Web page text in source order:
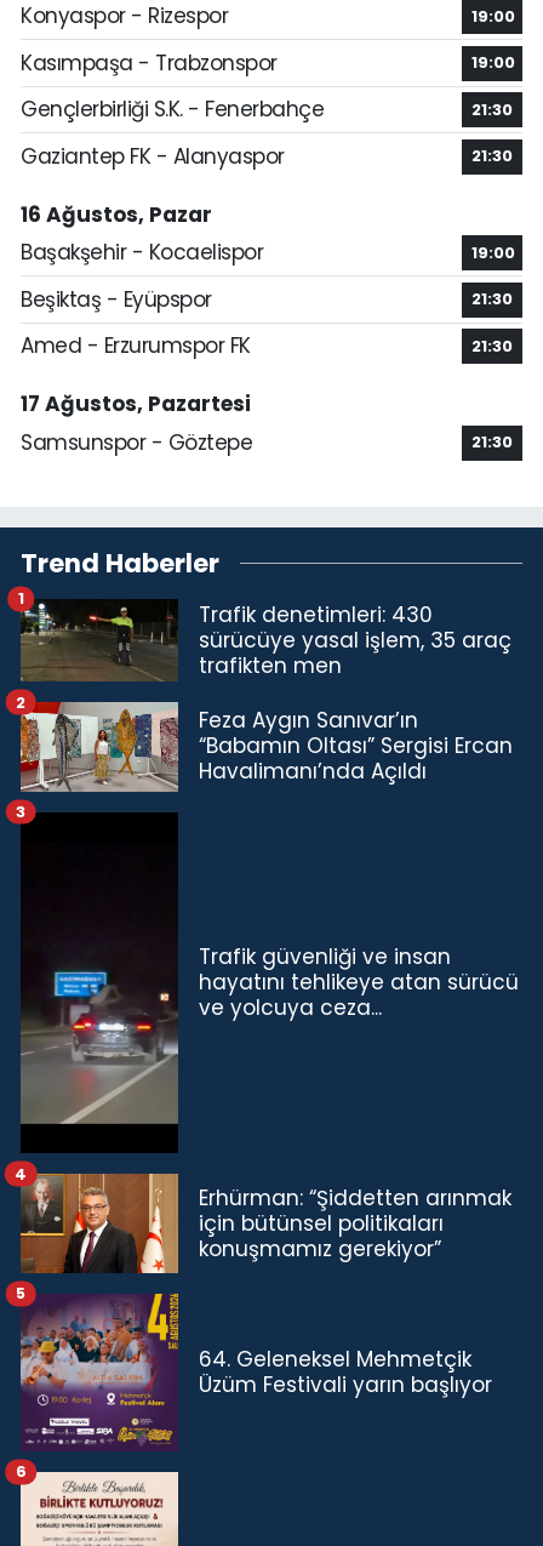
Konyaspor - Rizespor
19:00
Kasımpaşa - Trabzonspor 19:00
Gençlerbirliği S.K. - Fenerbahçe 21:30
Gaziantep FK - Alanyaspor 21:30
16 Ağustos, Pazar
Başakşehir - Kocaelispor
19:00
Beşiktaş - Eyüpspor 21:30
Amed - Erzurumspor FK 21:30
17 Ağustos, Pazartesi
Samsunspor - Göztepe
21:30
Trend Haberler
Trafik denetimleri: 430
sürücüye yasal işlem, 35 araç
trafikten men
1
Feza Aygın Sanıvar’ın
“Babamın Oltası” Sergisi Ercan
Havalimanı’nda Açıldı
2
Trafik güvenliği ve insan
hayatını tehlikeye atan sürücü
ve yolcuya ceza...
3
Erhürman: “Şiddetten arınmak
için bütünsel politikaları
konuşmamız gerekiyor”
4
64. Geleneksel Mehmetçik
Üzüm Festivali yarın başlıyor
5
6